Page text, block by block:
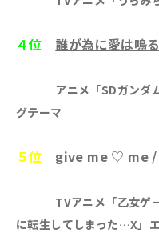
４位 誰が為に愛は鳴
アニメ「SDガンダ
グテーマ
５位 give me ♡ me /
TVアニメ「乙女ゲ
に転生してしまった…X」